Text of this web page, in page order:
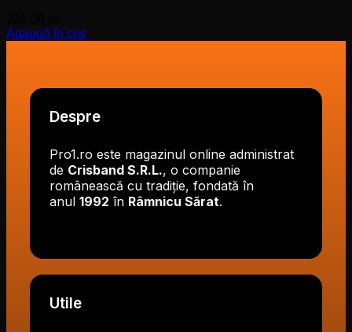
Adaugă în coș
Despre
Pro1.ro este magazinul online administrat
de Crisband S.R.L., o companie
românească cu tradiție, fondată în
anul 1992 în Râmnicu Sărat.
Utile